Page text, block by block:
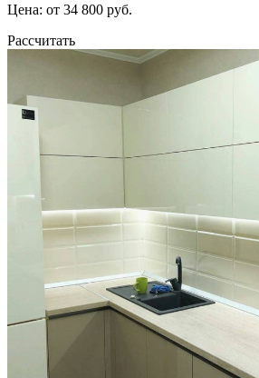
Цена: от 34 800 руб.
Рассчитать